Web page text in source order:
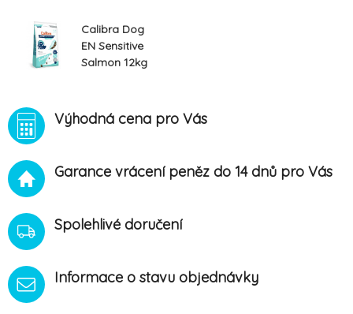
Calibra Dog
EN Sensitive
Salmon 12kg
Výhodná cena pro Vás
Garance vrácení peněz do 14 dnů pro Vás
Spolehlivé doručení
Informace o stavu objednávky